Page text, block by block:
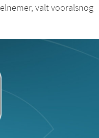
valt vooralsnog